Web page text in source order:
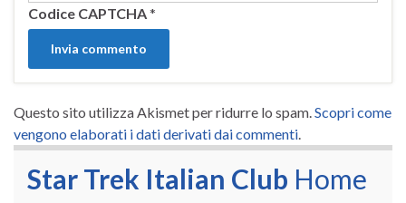
Codice CAPTCHA*
Questo sito utilizza Akismet per ridurre lo spam.Scopri come
vengono elaborati i dati derivati dai commenti.
Star Trek Italian Club Home